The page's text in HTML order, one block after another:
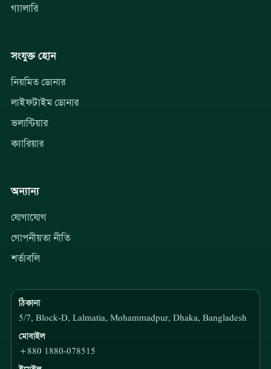
গ্যালারি
সংযুক্ত হোন
নিয়মিত ডোনার
লাইফটাইম ডোনার
ভলান্টিয়ার
ক্যারিয়ার
অন্যান্য
যোগাযোগ
গোপনীয়তা নীতি
শর্তাবলি
ঠিকানা
5/7, Block-D, Lalmatia, Mohammadpur, Dhaka, Bangladesh
মোবাইল
+880 1880-078515